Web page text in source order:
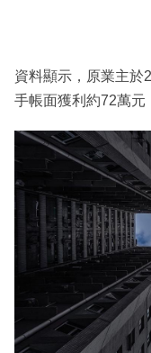
資料顯示，原業主於
手帳面獲利約72萬元